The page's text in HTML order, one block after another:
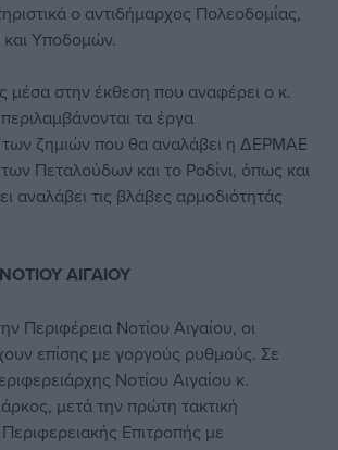
ο αντιδήμαρχος Πολεοδομίας,
Υποδομών.
μέσα στην έκθεση που αναφέρει ο κ.
τα έργα
ζημιών που θα αναλάβει η ΔΕΡΜΑΕ
Πεταλούδων και το Ροδίνι, όπως και
αναλάβει τις βλάβες αρμοδιότητάς
ΑΙΓΑΙΟΥ
Περιφέρεια Νοτίου Αιγαίου, οι
επίσης με γοργούς ρυθμούς. Σε
Νοτίου Αιγαίου κ.
μετά την πρώτη τακτική
Επιτροπής με